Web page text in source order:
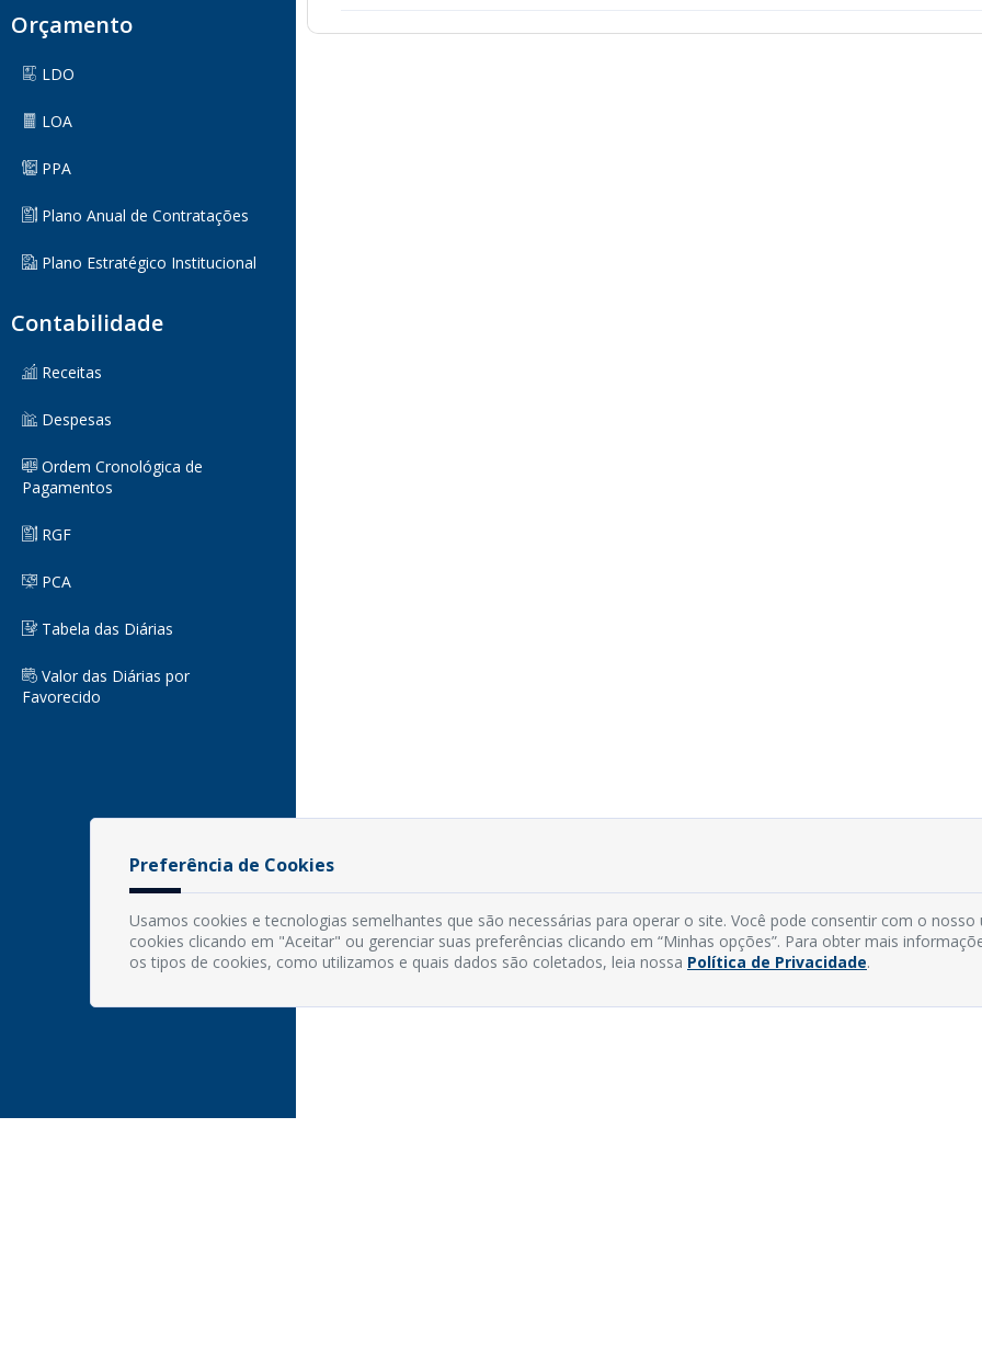
Orçamento
LDO
LOA
PPA
Plano Anual de Contratações
Plano Estratégico Institucional
Contabilidade
Receitas
Despesas
Ordem Cronológica de
Pagamentos
RGF
PCA
Tabela das Diárias
Valor das Diárias por
Favorecido
Preferência de Cookies
Usamos cookies e tecnologias semelhantes que são necessárias para operar o site. Você pode consentir com o nosso
cookies clicando em "Aceitar" ou gerenciar suas preferências clicando em “Minhas opções”. Para obter mais
os tipos de cookies, como utilizamos e quais dados são coletados, leia nossa Política de Privacidade.